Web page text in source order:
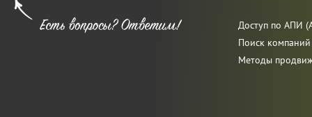
Доступ по АПИ
Поиск
Методы